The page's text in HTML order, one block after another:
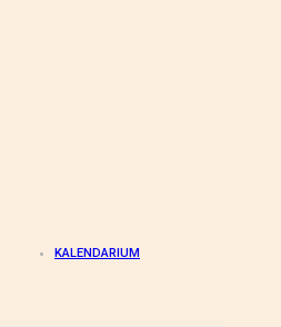
KALENDARIUM